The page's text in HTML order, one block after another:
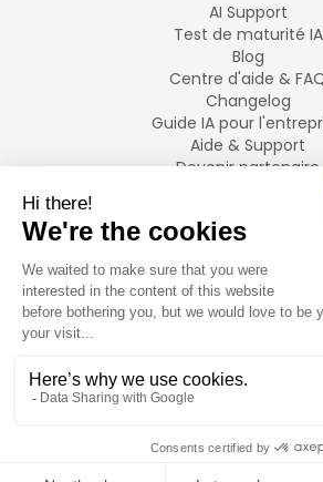
AI Support
Test de maturité IA
Blog
Centre d'aide &
Changelog
Guide IA pour
Aide & Support
Devenir partenaire
LANGUES
Français
English
2026Swiftask. Tous droits